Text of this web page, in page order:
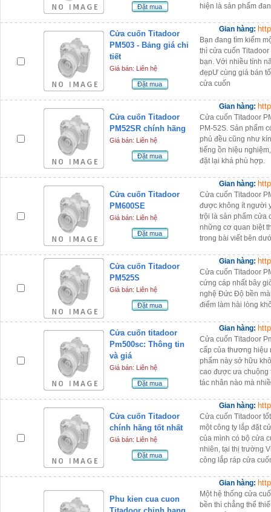
Đặt mua
hiện là sản phẩm
Cửa cuốn Titadoor
PM503 - Bảng giá chi
tiết
Giá bán: Liên hệ
Đặt mua
Gian hàng:
Bạn đang tìm kiếm
thì cửa cuốn
bạn. Với nhiều tính
đẹpƯ cùng giá bán
cửa cuốn
Cửa cuốn Titadoor
PM52SR chính hãng
Giá bán: Liên hệ
Đặt mua
Gian hàng:
Cửa cuốn Titadoor
PM-52S. Sản phẩm
phủ đều cũng như
tiếng ồn hiệu
đặt lại khá phù hợp.
Cửa cuốn Titadoor
PM600SE
Giá bán: Liên hệ
Đặt mua
Gian hàng:
Cửa cuốn Titadoor
được không ít người
trội là sản phẩm cửa
những cơ quan biệt
trong bài viết bên
Cửa cuốn Titadoor
PM525S
Giá bán: Liên hệ
Đặt mua
Gian hàng:
Cửa cuốn Titadoor
cứng cáp nhất bây
nghệ Đức Độ bền
điểm làm hài lòng
Cửa cuốn titadoor
Pm500sc: Thông tin
và giá
Giá bán: Liên hệ
Đặt mua
Gian hàng:
Cửa cuốn Titadoor
cấp của thương hiệu
phẩm này sở hữu
cao được ưa chuộng
tác nhân nào mà
Cửa cuốn Titadoor
chính hãng tốt nhất
Giá bán: Liên hệ
Đặt mua
Gian hàng:
Cửa cuốn Titadoor
một công ty lắp đặt
của mình có bộ cửa
nhiên, tại thị trường
công lắp ráp cửa
Phu kien cua cuon
Gian hàng:
Một hệ thống cửa
bền thì chẳng thể